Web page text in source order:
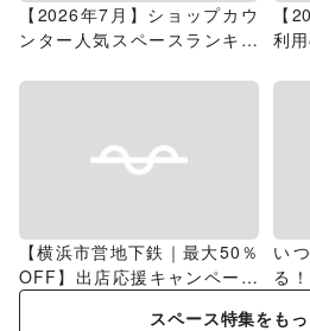
【2026年7月】ショップカウ
ンター人気スペースランキン
【
利
【横浜市営地下鉄｜最大50％
OFF】出店応援キャンペーン
特集
い
る
スペース特集をも